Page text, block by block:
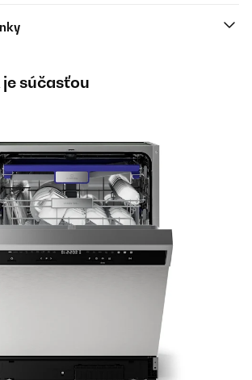
súčasťou